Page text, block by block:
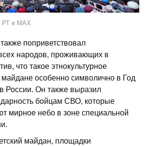
РТ в МАХ
поприветствовал
народов, проживающих в
что такое этнокультурное
особенно символично в Год
России. Он также выразил
бойцам СВО, которые
мирное небо в зоне специальной
майдан, площадки